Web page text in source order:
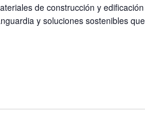
de construcción y
y soluciones sostenibles